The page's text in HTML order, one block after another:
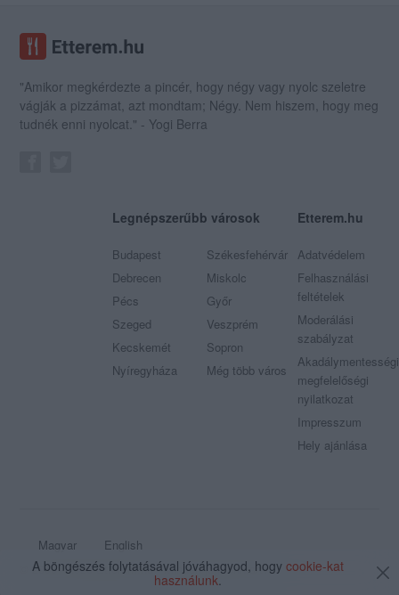
"Amikor megkérdezte a pincér, hogy négy vagy nyolc szeletre
vágják a pizzámat, azt mondtam; Négy. Nem hiszem, hogy meg
tudnék enni nyolcat." - Yogi Berra
Legnépszerűbb városok
Budapest
Debrecen
Pécs
Szeged
Kecskemét
Nyíregyháza
Székesfehérvár
Miskolc
Győr
Veszprém
Sopron
Még több város
Etterem.hu
Adatvédelem
Felhasználási
feltételek
Moderálási
szabályzat
Akadálymentességi
megfelelőségi
nyilatkozat
Impresszum
Hely ajánlása
Magyar
English
© 2009 - 2026 Etterem.hu - Minden jog fenntartva
A böngészés folytatásával jóváhagyod, hogy cookie-kat
használunk.